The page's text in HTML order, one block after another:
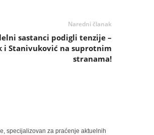
Naredni članak
sastanci podigli tenzije –
i Stanivuković na suprotnim
stranama!
specijalizovan za praćenje aktuelnih